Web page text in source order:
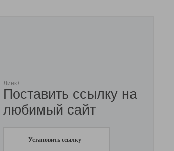
Линк+
Поставить ссылку на
любимый сайт
Установить ссылку